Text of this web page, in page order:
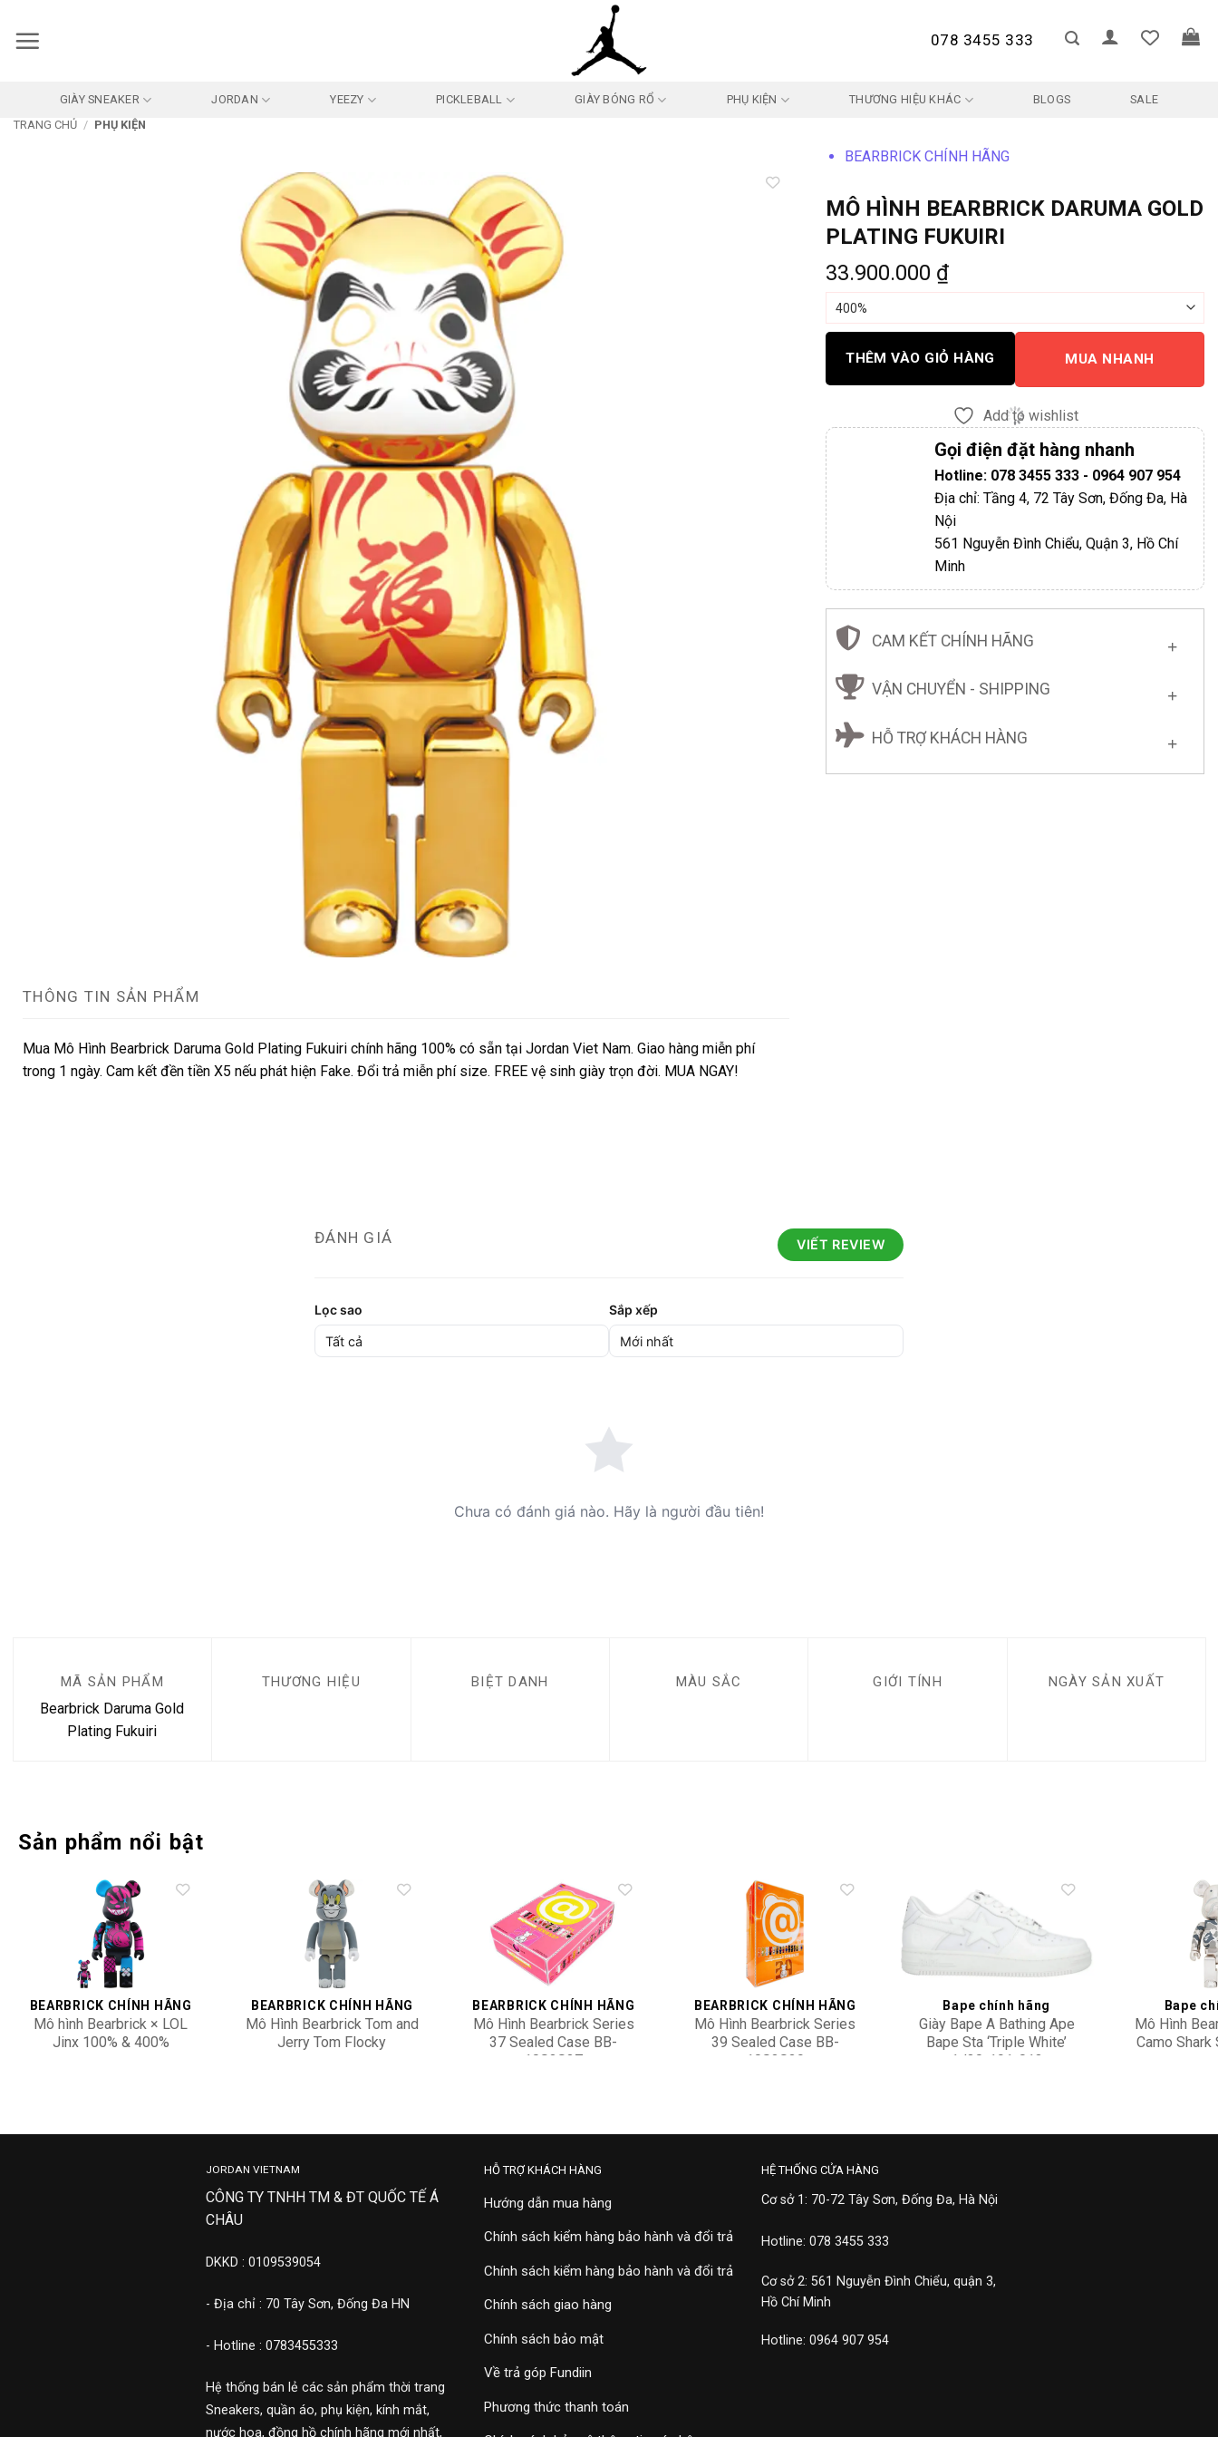
qua
078 3455 333
GIÀY SNEAKER JORDAN YEEZY PICKLEBALL GIÀY BÓNG RỔ PHỤ KIỆN THƯƠNG HIỆU KHÁC BLOGS
SALE
TRANG CHỦ / PHỤ KIỆN
THÔNG TIN SẢN PHẨM
Mua Mô Hình Bearbrick Daruma Gold Plating Fukuiri chính hãng 100% có sẵn tại Jordan Viet Nam. Giao hàng miễn phí
trong 1 ngày. Cam kết đền tiền X5 nếu phát hiện Fake. Đổi trả miễn phí size. FREE vệ sinh giày trọn đời. MUA NGAY!
BEARBRICK CHÍNH HÃNG
MÔ HÌNH BEARBRICK DARUMA GOLD
PLATING FUKUIRI
33.900.000 ₫
THÊM VÀO GIỎ HÀNG MUA NHANH
Add to wishlist
Gọi điện đặt hàng nhanh
Hotline: 078 3455 333 - 0964 907 954
Địa chỉ: Tầng 4, 72 Tây Sơn, Đống Đa, Hà
Nội
561 Nguyễn Đình Chiểu, Quận 3, Hồ Chí
Minh
CAM KẾT CHÍNH HÃNG
VẬN CHUYỂN - SHIPPING
HỖ TRỢ KHÁCH HÀNG
ĐÁNH GIÁ VIẾT REVIEW
Lọc sao Sắp xếp
Chưa có đánh giá nào. Hãy là người đầu tiên!
MÃ SẢN PHẨM
Bearbrick Daruma Gold
Plating Fukuiri
THƯƠNG HIỆU BIỆT DANH MÀU SẮC GIỚI TÍNH NGÀY SẢN XUẤT
Sản phẩm nổi bật
BEARBRICK CHÍNH HÃNG
Mô hình Bearbrick × LOL
Jinx 100% & 400%
BEARBRICK CHÍNH HÃNG
Mô Hình Bearbrick Tom and
Jerry Tom Flocky
BEARBRICK CHÍNH HÃNG
Mô Hình Bearbrick Series
37 Sealed Case BB-
10S3S37
BEARBRICK CHÍNH HÃNG
Mô Hình Bearbrick Series
39 Sealed Case BB-
10S3S39
Bape chính hãng
Giày Bape A Bathing Ape
Bape Sta ‘Triple White’
1J30-191-013
Bape
Mô Hình
Camo
JORDAN VIETNAM
CÔNG TY TNHH TM & ĐT QUỐC TẾ Á
CHÂU
DKKD : 0109539054
- Địa chỉ : 70 Tây Sơn, Đống Đa HN
- Hotline : 0783455333
Hệ thống bán lẻ các sản phẩm thời trang
Sneakers, quần áo, phụ kiện, kính mắt,
nước hoa, đồng hồ chính hãng mới nhất,
HỖ TRỢ KHÁCH HÀNG
Hướng dẫn mua hàng
Chính sách kiểm hàng bảo hành và đổi trả
Chính sách kiểm hàng bảo hành và đổi trả
Chính sách giao hàng
Chính sách bảo mật
Về trả góp Fundiin
Phương thức thanh toán
HỆ THỐNG CỬA HÀNG
Cơ sở 1: 70-72 Tây Sơn, Đống Đa, Hà Nội
Hotline: 078 3455 333
Cơ sở 2: 561 Nguyễn Đình Chiểu, quận 3,
Hồ Chí Minh
Hotline: 0964 907 954